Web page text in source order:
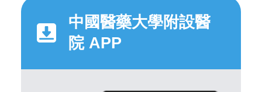
中國醫藥大學附設醫
院 APP